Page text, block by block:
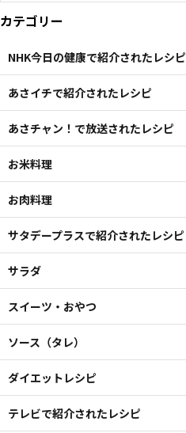
カテゴリー
NHK今日の健康で紹介されたレシピ
あさイチで紹介されたレシピ
あさチャン！で放送されたレシピ
お米料理
お肉料理
サタデープラスで紹介されたレシピ
サラダ
スイーツ・おやつ
ソース（タレ）
ダイエットレシピ
テレビで紹介されたレシピ